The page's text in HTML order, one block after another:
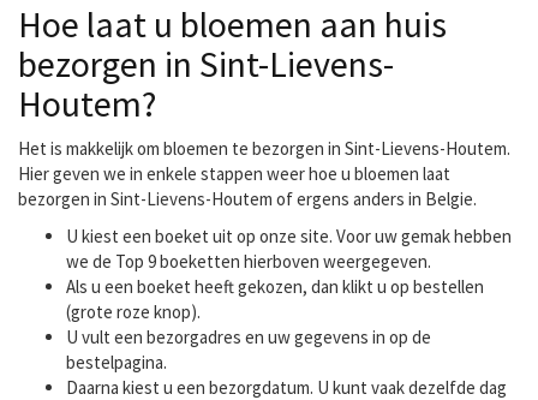
Hoe laat u bloemen aan huis
bezorgen in Sint-Lievens-
Houtem?
Het is makkelijk om bloemen te bezorgen in Sint-Lievens-Houtem.
Hier geven we in enkele stappen weer hoe u bloemen laat
bezorgen in Sint-Lievens-Houtem of ergens anders in Belgie.
U kiest een boeket uit op onze site. Voor uw gemak hebben
we de Top 9 boeketten hierboven weergegeven.
Als u een boeket heeft gekozen, dan klikt u op bestellen
(grote roze knop).
U vult een bezorgadres en uw gegevens in op de
bestelpagina.
Daarna kiest u een bezorgdatum. U kunt vaak dezelfde dag